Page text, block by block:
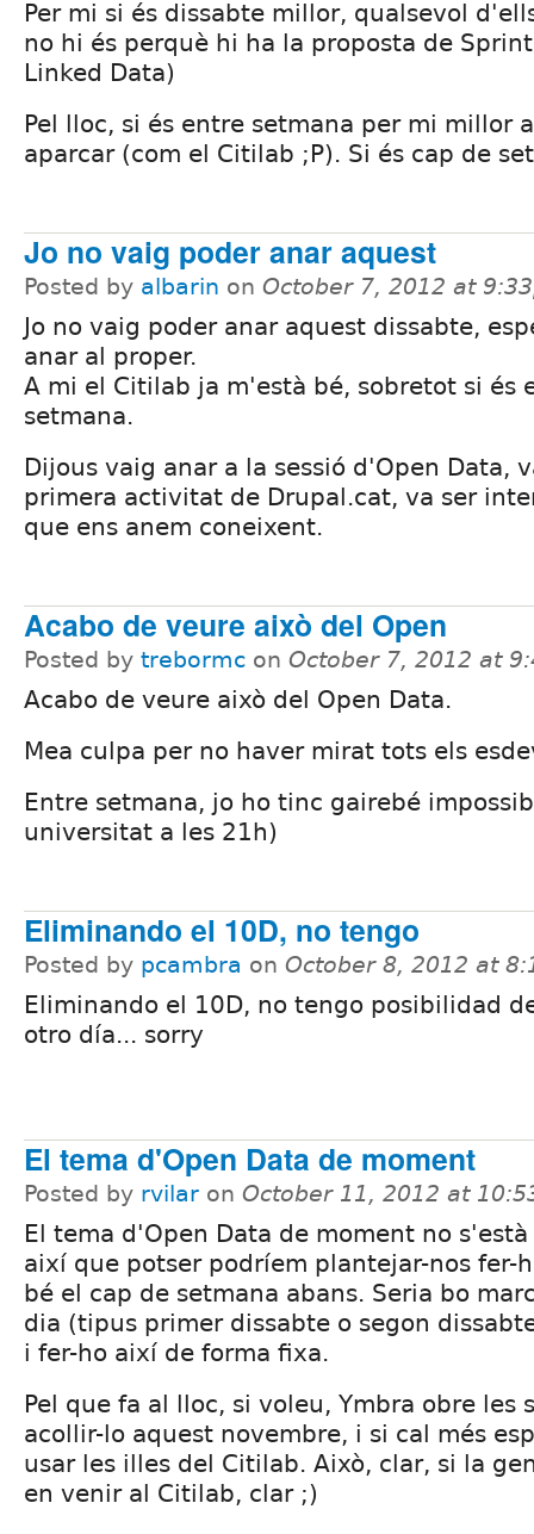
Per mi si és dissabte millor, qualsevol
no hi és perquè hi ha la proposta de
Linked Data)
Pel lloc, si és entre setmana per mi millor
aparcar (com el Citilab ;P). Si és cap de
Jo no vaig poder anar aquest
Posted by albarin on October 7, 2012 at
Jo no vaig poder anar aquest dissabte,
anar al proper.
A mi el Citilab ja m'està bé, sobretot si és
setmana.
Dijous vaig anar a la sessió d'Open Data,
primera activitat de Drupal.cat, va ser
que ens anem coneixent.
Acabo de veure això del Open
Posted by trebormc on October 7, 2012 at
Acabo de veure això del Open Data.
Mea culpa per no haver mirat tots els
Entre setmana, jo ho tinc gairebé
universitat a les 21h)
Eliminando el 10D, no tengo
Posted by pcambra on October 8, 2012 at
Eliminando el 10D, no tengo posibilidad
otro día... sorry
El tema d'Open Data de moment
Posted by rvilar on October 11, 2012 at
El tema d'Open Data de moment no
així que potser podríem plantejar-nos fer-
bé el cap de setmana abans. Seria bo
dia (tipus primer dissabte o segon
i fer-ho així de forma fixa.
Pel que fa al lloc, si voleu, Ymbra obre les
acollir-lo aquest novembre, i si cal més
usar les illes del Citilab. Això, clar, si la
en venir al Citilab, clar ;)